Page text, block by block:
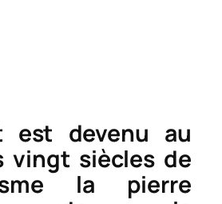
est devenu au
vingt siècles de
la pierre